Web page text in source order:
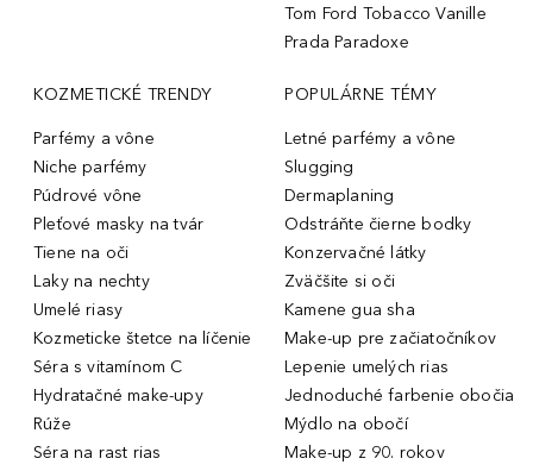
Tom Ford Tobacco Vanille
Prada Paradoxe
KOZMETICKÉ TRENDY
Parfémy a vône
Niche parfémy
Púdrové vône
Pleťové masky na tvár
Tiene na oči
Laky na nechty
Umelé riasy
Kozmeticke štetce na líčenie
Séra s vitamínom C
Hydratačné make-upy
Rúže
Séra na rast rias
POPULÁRNE TÉMY
Letné parfémy a vône
Slugging
Dermaplaning
Odstráňte čierne bodky
Konzervačné látky
Zväčšite si oči
Kamene gua sha
Make-up pre začiatočníkov
Lepenie umelých rias
Jednoduché farbenie obočia
Mýdlo na obočí
Make-up z 90. rokov